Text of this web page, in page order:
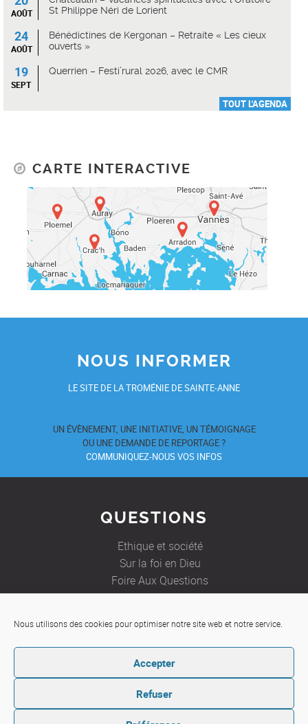
Nous utilisons des cookies pour optimiser notre site web et notre service.
Accepter
Refuser
AOÛT
St Philippe Néri de Lorient
24
AOÛT
Bénédictines de Kergonan – Retraite « Les cieux
ouverts »
19
SEPT
Querrien – Festi’rural 2026, avec le CMR
TOUT L'AGENDA
CARTE INTERACTIVE
NOUS INFORMER
LE SITE DE LA TROMÉNIE DE SAINTE-ANNE
UN ÉVÈNEMENT, UNE INITIATIVE, UN TÉMOIGNAGE
OU UNE DEMANDE DE REPORTAGE ?
COMMUNIQUEZ-NOUS VOS INFOS
QUESTIONS
Ethique et société
Sur la foi en Dieu
Foire Aux Questions
JE SOUHAITE
Etre aidé
Ecrire à un prêtre